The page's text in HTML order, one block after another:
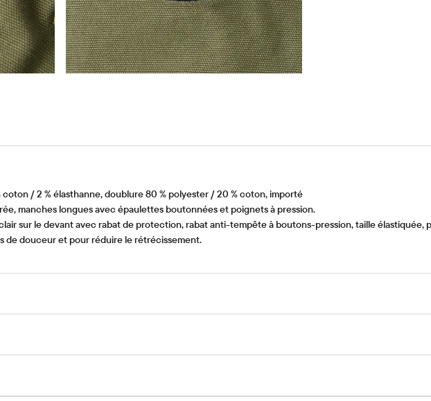
coton / 2 % élasthanne, doublure 80 % polyester / 20 % coton, importé
manches longues avec épaulettes boutonnées et poignets à pression.
sur le devant avec rabat de protection, rabat anti-tempête à boutons-pression, taille élastiquée,
de douceur et pour réduire le rétrécissement.